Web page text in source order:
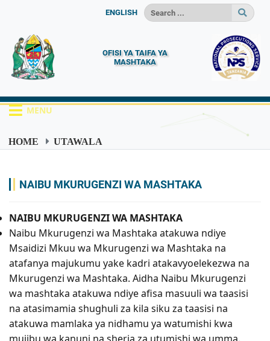
ENGLISH
OFISI YA TAIFA YA
MASHTAKA
MENU
HOME
UTAWALA
NAIBU MKURUGENZI WA MASHTAKA
NAIBU MKURUGENZI WA MASHTAKA
Naibu Mkurugenzi wa Mashtaka atakuwa ndiye
Msaidizi Mkuu wa Mkurugenzi wa Mashtaka na
atafanya majukumu yake kadri atakavyoelekezwa na
Mkurugenzi wa Mashtaka. Aidha Naibu Mkurugenzi
wa mashtaka atakuwa ndiye afisa masuuli wa taasisi
na atasimamia shughuli za kila siku za taasisi na
atakuwa mamlaka ya nidhamu ya watumishi kwa